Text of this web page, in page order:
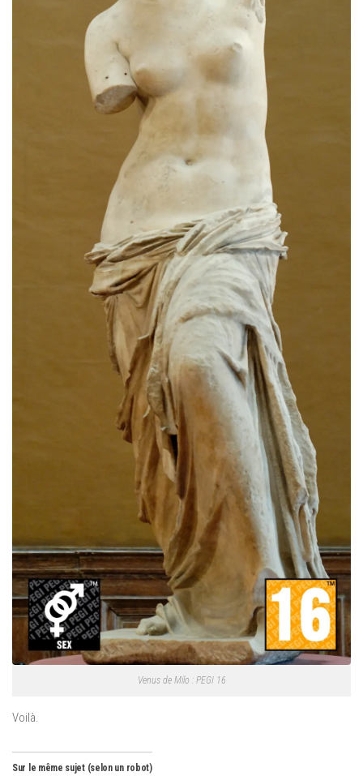
Venus de Milo : PEGI 16
Voilà.
Sur le même sujet (selon un robot)